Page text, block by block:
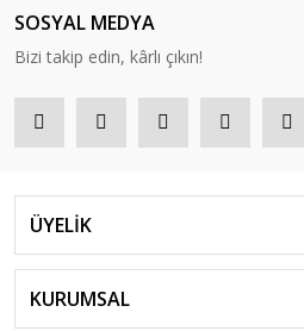
SOSYAL MEDYA
Bizi takip edin, kârlı çıkın!
ÜYELİK
KURUMSAL